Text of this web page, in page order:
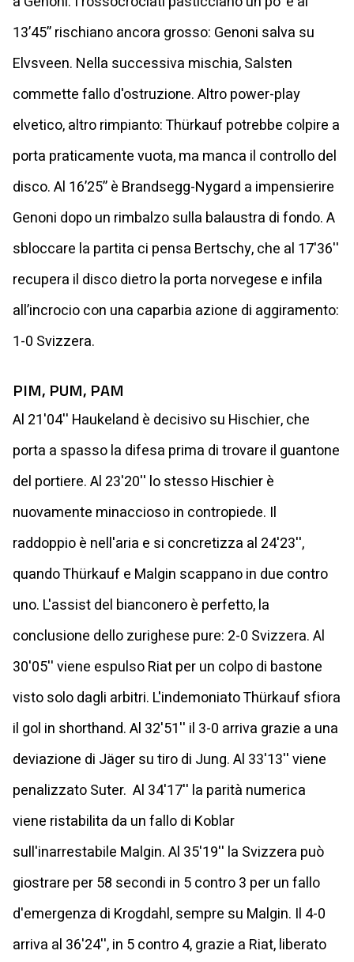
13’45’’ rischiano ancora grosso: Genoni salva su
Elvsveen. Nella successiva mischia, Salsten
commette fallo d'ostruzione. Altro power-play
elvetico, altro rimpianto: Thürkauf potrebbe colpire a
porta praticamente vuota, ma manca il controllo del
disco. Al 16’25’’ è Brandsegg-Nygard a impensierire
Genoni dopo un rimbalzo sulla balaustra di fondo. A
sbloccare la partita ci pensa Bertschy, che al 17'36''
recupera il disco dietro la porta norvegese e infila
all’incrocio con una caparbia azione di aggiramento:
1-0 Svizzera.
PIM, PUM, PAM
Al 21'04'' Haukeland è decisivo su Hischier, che
porta a spasso la difesa prima di trovare il guantone
del portiere. Al 23'20'' lo stesso Hischier è
nuovamente minaccioso in contropiede. Il
raddoppio è nell'aria e si concretizza al 24'23'',
quando Thürkauf e Malgin scappano in due contro
uno. L'assist del bianconero è perfetto, la
conclusione dello zurighese pure: 2-0 Svizzera. Al
30'05'' viene espulso Riat per un colpo di bastone
visto solo dagli arbitri. L'indemoniato Thürkauf sfiora
il gol in shorthand. Al 32'51'' il 3-0 arriva grazie a una
deviazione di Jäger su tiro di Jung. Al 33'13'' viene
penalizzato Suter. Al 34'17'' la parità numerica
viene ristabilita da un fallo di Koblar
sull'inarrestabile Malgin. Al 35'19'' la Svizzera può
giostrare per 58 secondi in 5 contro 3 per un fallo
d'emergenza di Krogdahl, sempre su Malgin. Il 4-0
arriva al 36'24'', in 5 contro 4, grazie a Riat, liberato